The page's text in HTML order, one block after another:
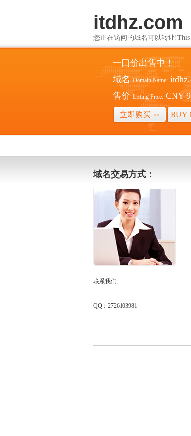
itdhz.com
您正在访问的域名可以转让!This
一口价出售中！
域名 Domain Name:
售价 Listing Price: CNY
立即购买 >> BUY
域名交易方式：
联系我们
QQ：2726103981